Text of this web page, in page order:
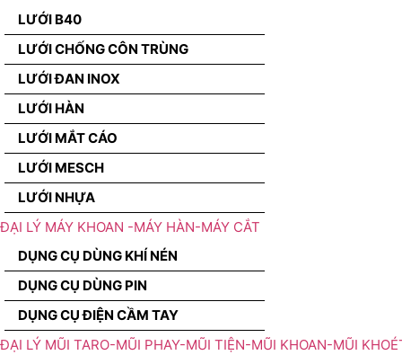
LƯỚI B40
LƯỚI CHỐNG CÔN TRÙNG
LƯỚI ĐAN INOX
LƯỚI HÀN
LƯỚI MẮT CÁO
LƯỚI MESCH
LƯỚI NHỰA
ĐẠI LÝ MÁY KHOAN -MÁY HÀN-MÁY CẮT
DỤNG CỤ DÙNG KHÍ NÉN
DỤNG CỤ DÙNG PIN
DỤNG CỤ ĐIỆN CẦM TAY
ĐẠI LÝ MŨI TARO-MŨI PHAY-MŨI TIỆN-MŨI KHOAN-MŨI